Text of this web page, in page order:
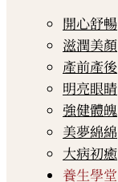
開心舒暢
滋潤美顏
產前產後
明亮眼睛
強健體魄
美夢綿綿
大病初癒
養生學堂